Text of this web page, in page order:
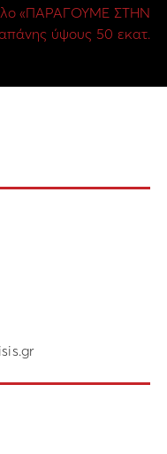
«ΠΑΡΑΓΟΥΜΕ ΣΤΗΝ
ύψους 50 εκατ.